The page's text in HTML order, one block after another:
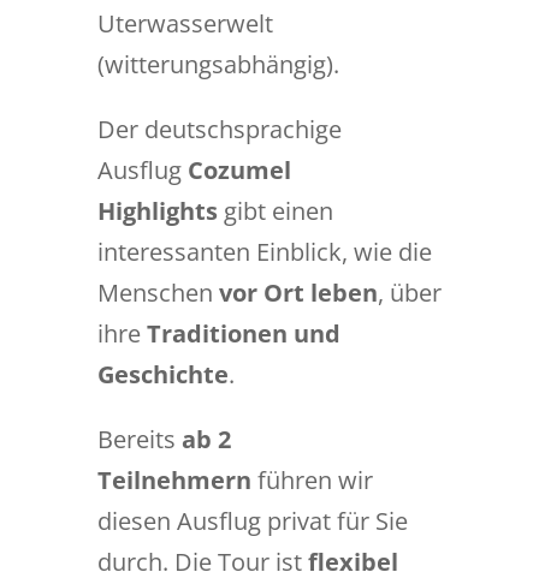
Uterwasserwelt
(witterungsabhängig).
Der deutschsprachige
Ausflug Cozumel
Highlightsgibt einen
interessanten Einblick, wie die
Menschen vor Ort leben, über
ihreTraditionen und
Geschichte.
Bereits ab 2
Teilnehmern führen wir
diesen Ausflug privat für Sie
durch. Die Tour istflexibel